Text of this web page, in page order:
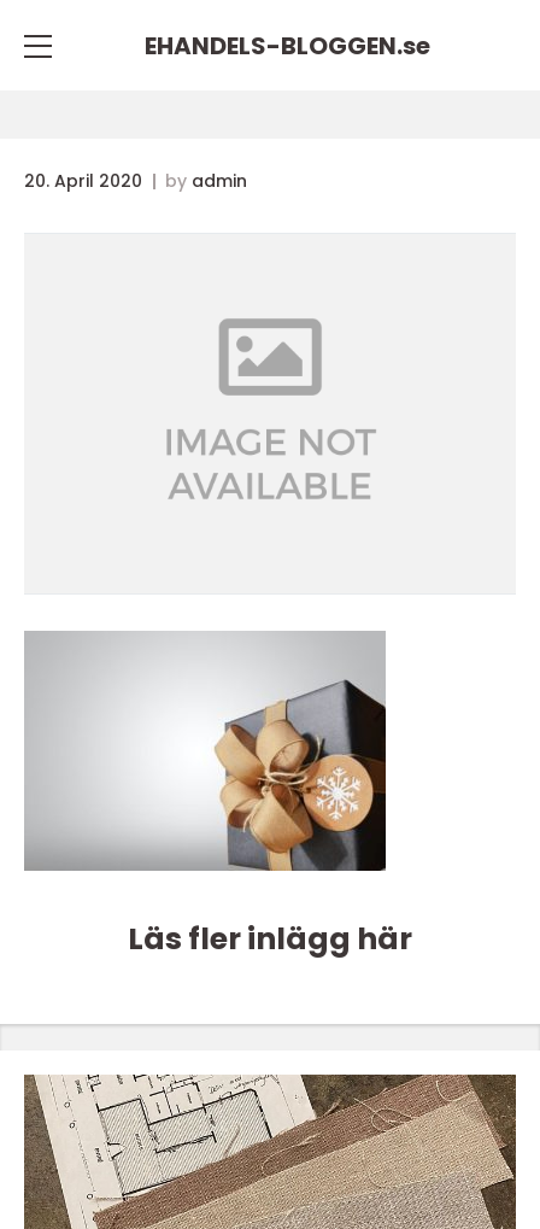
EHANDELS-BLOGGEN.se
20. April 2020 by admin
Läs fler inlägg här